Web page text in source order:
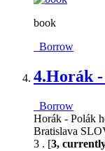
book
Borrow
4.Horák
Borrow
Horák - Polák
Bratislava
3 . [3,